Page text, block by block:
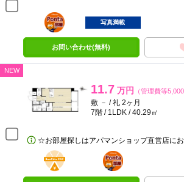
ポンタ
部屋
写真満載
お問い合わせ(無料)
NEW
11.7 万円 （管理費等5,000
敷 － / 礼 2ヶ月
7階 / 1LDK / 40.29㎡
☆お部屋探しはアパマンショップ直営店に
BunChinPAY
ポンタ
部屋